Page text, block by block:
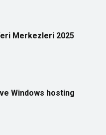
Merkezleri 2025
Windows hosting